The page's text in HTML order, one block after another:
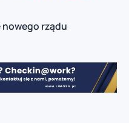
nowego rządu